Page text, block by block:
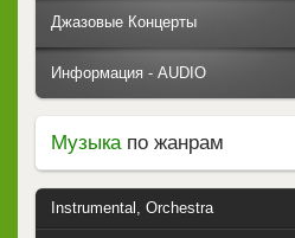
Джазовые Концерты
Информация - AUDIO
Музыкапо жанрам
Instrumental, Orchestra